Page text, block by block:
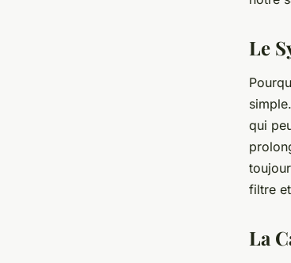
Le
qui
filtre
La